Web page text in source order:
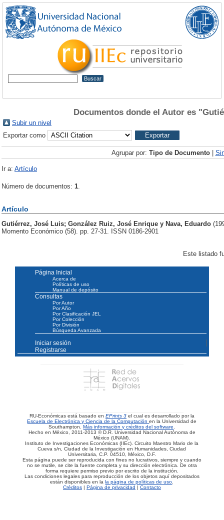
Documentos donde el Autor es "
Subir un nivel
Exportar como
Agrupar por: Tipo de Documento|
Ir a: Artículo
Número de documentos: 1.
Artículo
Gutiérrez, José Luis; González Ruiz, José Enrique y Nava, Eduardo
Momento Económico (58). pp. 27-31. ISSN 0186-2901
Este listado
Página Inicial
Acerca de
Políticas de uso
Manual de depósito
Consultas
Por Autor
Por Año
Por Clasificación JEL
Por Colección
Por División
Búsqueda Avanzada
Iniciar sesión
Registrarse
RU-Económicas está basado en EPrints 3 el cual es desarrollado por la
Escuela de Electrónica y Ciencia de la Computaciónen la Universidad de
Southampton.Más información y créditos del software.
Hecho en México, 2011-2013 © D.R. Universidad Nacional Autónoma de
México (UNAM).
Instituto de Investigaciones Económicas (IIEc). Circuito Maestro Mario de la
Cueva s/n, Ciudad de la Investigación en Humanidades, Ciudad
Universitaria, C.P. 04510, México, D.F.
Esta página puede ser reproducida con fines no lucrativos, siempre y cuando
no se mutile, se cite la fuente completa y su dirección electrónica. De otra
forma requiere permiso previo por escrito de la institución.
Las condiciones legales para reproducción de los objetos aquí depositados
están disponibles en lala página de políticas de uso.
Créditos| Página de privacidad | Contacto